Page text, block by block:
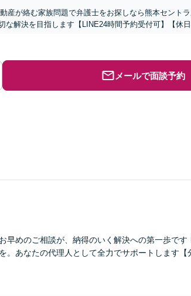
産が絡む家族問題で弁護士をお探しなら熊本セント
解決を目指します【LINE24時間予約受付可】【休日
メールで面談予約
早めのご相談が、納得のいく解決への第一歩です
あなたの代理人として全力でサポートします【